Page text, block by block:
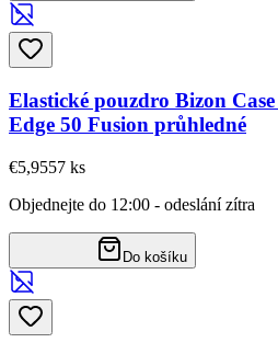
Elastické pouzdro Bizon
Edge 50 Fusion průhledné
€5,9557 ks
Objednejte do 12:00 - odeslání zítra
Do košíku